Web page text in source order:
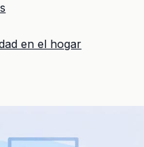
en el hogar